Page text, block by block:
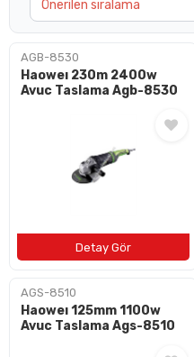
ÜRÜNLER
BAYI GIRIŞI
İLETIŞIM
AGB-8530
Haoweı 230m 2400w
Avuc Taslama Agb-8530
AGS-8510
Haoweı 125mm 1100w
Avuc Taslama Ags-8510